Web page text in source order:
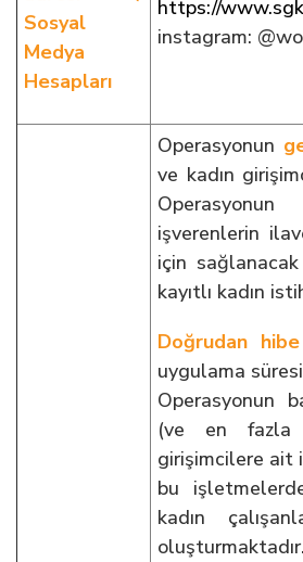
Sosyal
Medya
Hesapları
https://
instagram:
Operasyonun
ve kadın
işverenlerin
için
kayıtlı kadın
Doğrudan
uygulama
Operasyonun
(ve en fazla
girişimcilere ait
bu
kadın
oluşturmaktadır.